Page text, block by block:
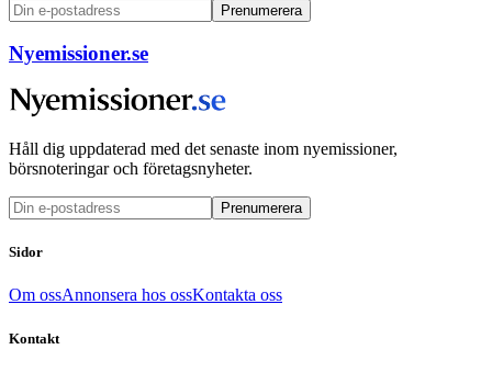
Prenumerera
Nyemissioner.se
Håll dig uppdaterad med det senaste inom nyemissioner,
börsnoteringar och företagsnyheter.
Prenumerera
Sidor
Om ossAnnonsera hos ossKontakta oss
Kontakt